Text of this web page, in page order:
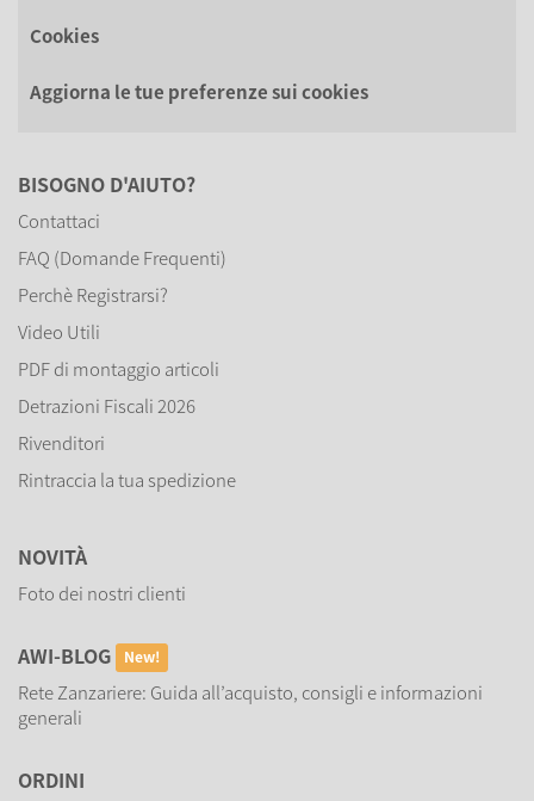
Cookies
Aggiorna le tue preferenze sui cookies
BISOGNO D'AIUTO?
Contattaci
FAQ (Domande Frequenti)
Perchè Registrarsi?
Video Utili
PDF di montaggio articoli
Detrazioni Fiscali 2026
Rivenditori
Rintraccia la tua spedizione
NOVITÀ
Foto dei nostri clienti
AWI-BLOG New!
Rete Zanzariere: Guida all’acquisto, consigli e informazioni
generali
ORDINI